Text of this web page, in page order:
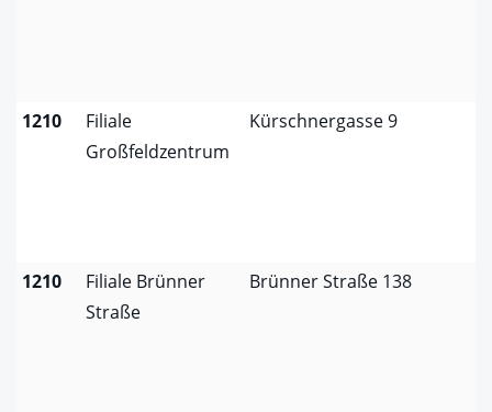
1210
Filiale
Großfeldzentrum
Kürschnergasse 9
1210
Filiale Brünner
Straße
Brünner Straße 138